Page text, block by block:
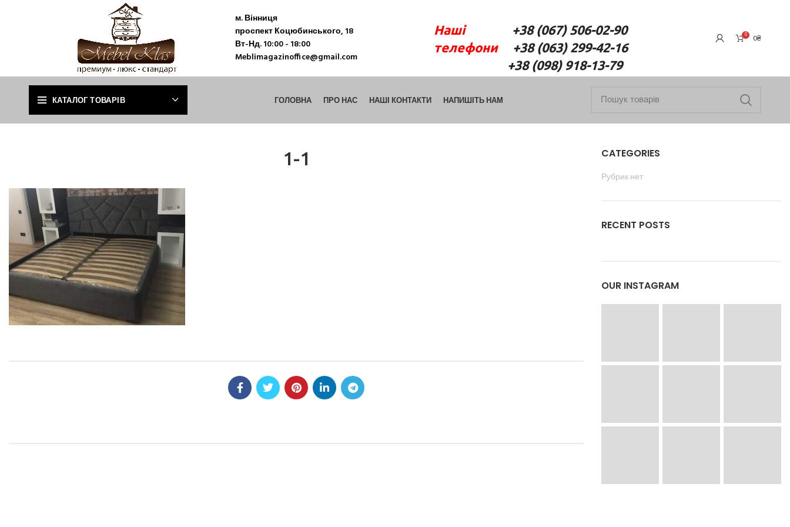
м. Вінниця
проспект Коцюбинського, 18
Вт-Нд. 10:00 - 18:00
Meblimagazinoffice@gmail.com
Наші+38 (067) 506-02-90
телефони+38 (063) 299-42-16
+38 (098) 918-13-79
0 0₴
КАТАЛОГ ТОВАРІВ ГОЛОВНА ПРО НАС НАШІ КОНТАКТИ НАПИШІТЬ НАМ
1-1
CATEGORIES
Рубрик нет
RECENT POSTS
OUR INSTAGRAM